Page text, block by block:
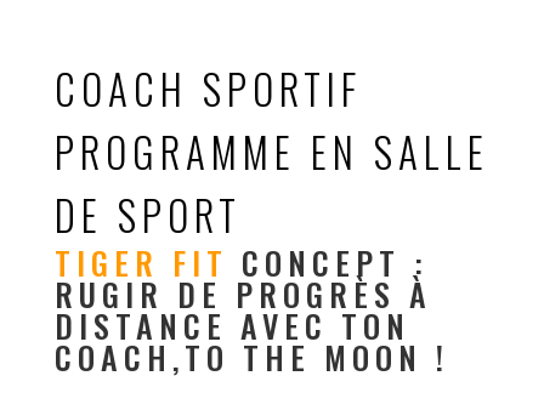
COACH SPORTIF
PROGRAMME EN SALLE
DE SPORT
TIGER FIT CONCEPT :
RUGIR DE PROGRÈS À
DISTANCE AVEC TON
COACH,TO THE MOON !